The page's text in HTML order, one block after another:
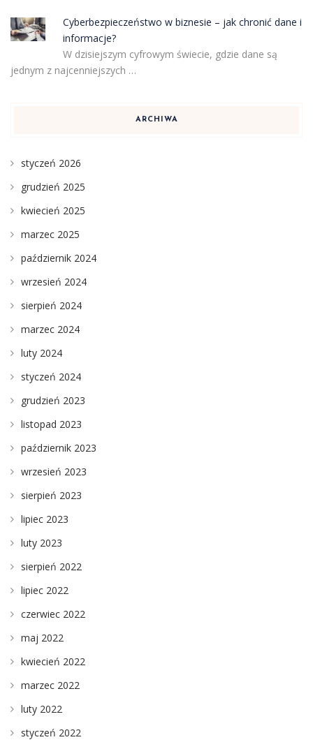
Cyberbezpieczeństwo w biznesie – jak chronić dane i
informacje?
W dzisiejszym cyfrowym świecie, gdzie dane są
jednym z najcenniejszych …
ARCHIWA
styczeń 2026
grudzień 2025
kwiecień 2025
marzec 2025
październik 2024
wrzesień 2024
sierpień 2024
marzec 2024
luty 2024
styczeń 2024
grudzień 2023
listopad 2023
październik 2023
wrzesień 2023
sierpień 2023
lipiec 2023
luty 2023
sierpień 2022
lipiec 2022
czerwiec 2022
maj 2022
kwiecień 2022
marzec 2022
luty 2022
styczeń 2022